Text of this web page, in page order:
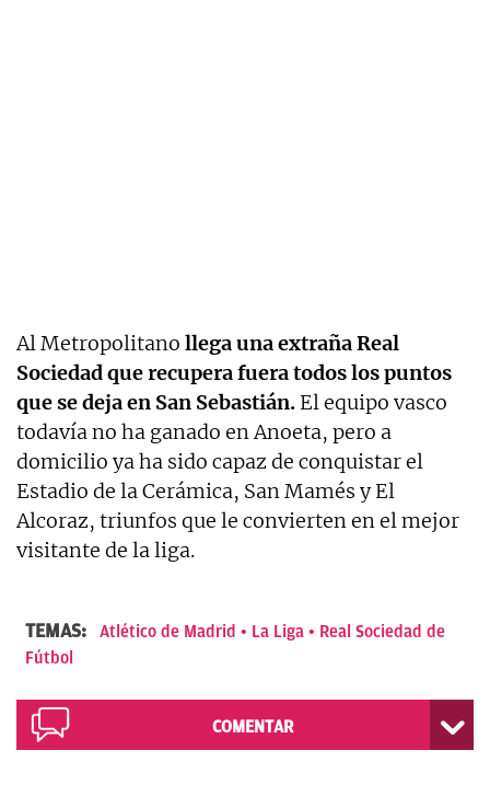
Al Metropolitano llega una extraña Real
Sociedad que recupera fuera todos los puntos
que se deja en San Sebastián. El equipo vasco
todavía no ha ganado en Anoeta, pero a
domicilio ya ha sido capaz de conquistar el
Estadio de la Cerámica, San Mamés y El
Alcoraz, triunfos que le convierten en el mejor
visitante de la liga.
TEMAS: Atlético de Madrid La Liga
Real Sociedad de
Fútbol
COMENTAR